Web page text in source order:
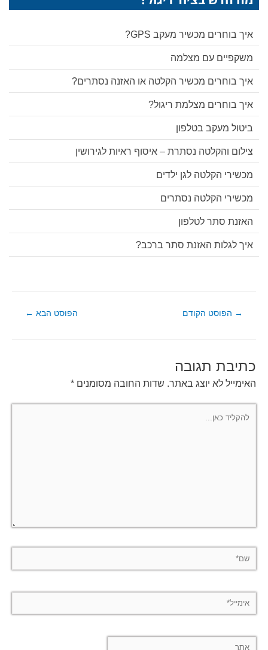
איך בוחרים מכשיר מעקב GPS?
משקפיים עם מצלמה
איך בוחרים מכשיר הקלטה או האזנה נסתרים?
איך בוחרים מצלמת ריגול?
ביטול מעקב בטלפון
צילום והקלטה נסתרת – איסוף ראיות לגירושין
מכשירי הקלטה לגן ילדים
מכשירי הקלטה נסתרים
האזנת סתר לטלפון
איך לגלות האזנת סתר ברכב?
ניווט
→ הפוסט הקודם הפוסט הבא ←
כתיבת תגובה
האימייל לא יוצג באתר. שדות החובה מסומנים *
כאן...
אימייל*